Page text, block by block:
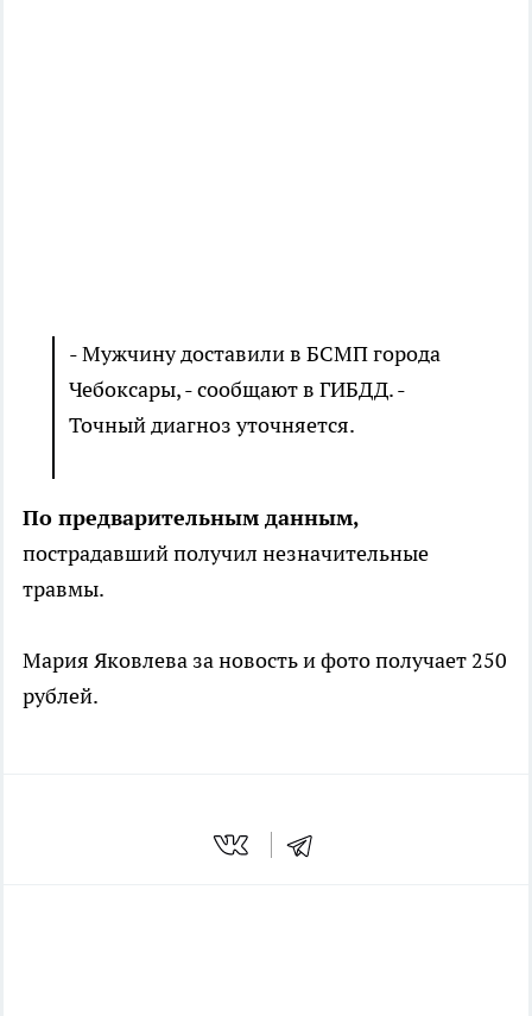
- Мужчину доставили в БСМП города
Чебоксары, - сообщают в ГИБДД. -
Точный диагноз уточняется.
По предварительным данным,
пострадавший получил незначительные
травмы.
Мария Яковлева за новость и фото получает 250
рублей.